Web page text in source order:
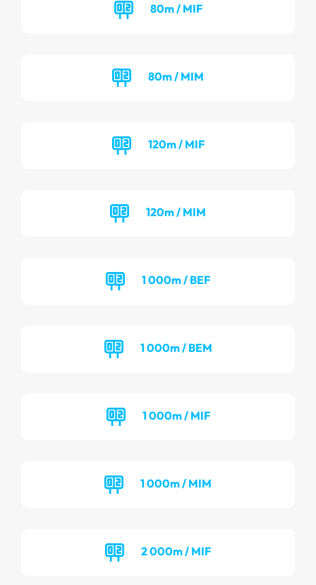
80m / MIF
80m / MIM
120m / MIF
120m / MIM
1 000m / BEF
1 000m / BEM
1 000m / MIF
1 000m / MIM
2 000m / MIF